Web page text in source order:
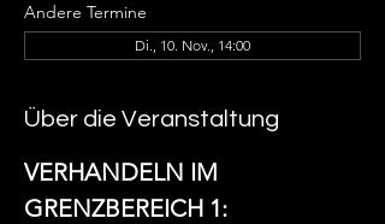
Andere Termine
Di., 10. Nov., 14:00
Über die Veranstaltung
VERHANDELN IM
GRENZBEREICH 1: